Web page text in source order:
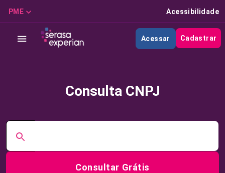
PME Acessibilidade
Acessar Cadastrar
Consulta CNPJ
Consultar Grátis